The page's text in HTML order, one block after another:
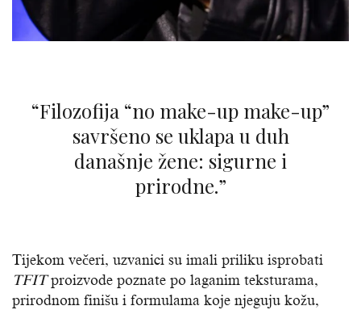
“Filozofija “no make-up make-up”
savršeno se uklapa u duh
današnje žene: sigurne i
prirodne.”
Tijekom večeri, uzvanici su imali priliku isprobati
TFITproizvode poznate po laganim teksturama,
prirodnom finišu i formulama koje njeguju kožu,